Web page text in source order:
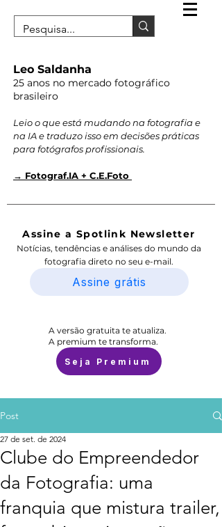
Leo Saldanha
25 anos no mercado fotográfico
brasileiro
Leio o que está mudando na fotografia e
na IA e traduzo isso em decisões práticas
para fotógrafos profissionais.
→ Fotograf.IA + C.E.Foto
Assine a Spotlink Newsletter
Notícias, tendências e análises do mundo da
fotografia direto no seu e-mail.
Assine grátis
A versão gratuita te atualiza.
A premium te transforma.
Seja Premium
Post
Clube do Empreendedor
da Fotografia: uma
franquia que mistura trailer,
27 de set. de 2024